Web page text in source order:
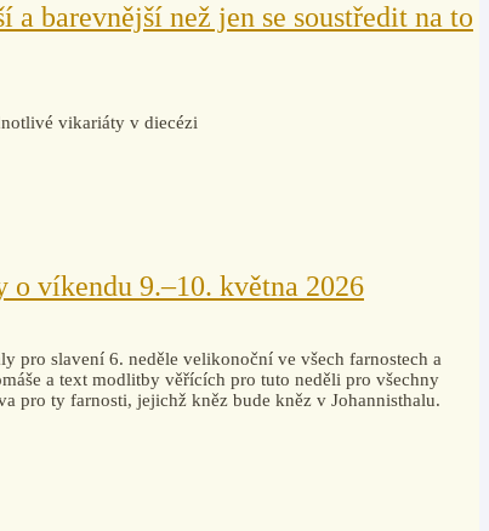
a barevnější než jen se soustředit na to
vikariáty v diecézi
o víkendu 9.–10. května 2026
pro slavení 6. neděle velikonoční ve všech farnostech a
a text modlitby věřících pro tuto neděli pro všechny
pro ty farnosti, jejichž kněz bude kněz v Johannisthalu.